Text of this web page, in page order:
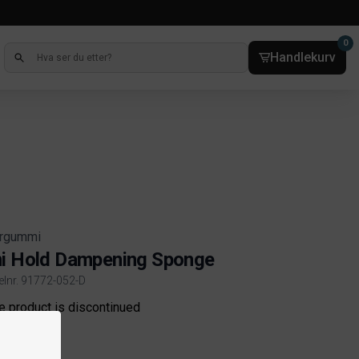
Handlekurv
0
Hold Dampening Sponge
91772-052-D
information
product is discontinued